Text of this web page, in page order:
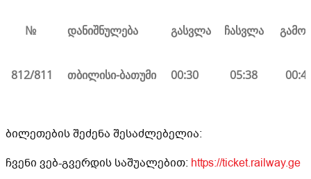
№ დანიშნულება გასვლა ჩასვლა
812/811 თბილისი-ბათუმი 00:30 05:38
ბილეთების შეძენა შესაძლებელია:
ჩვენი ვებ-გვერდის საშუალებით: https://ticket.railway.ge